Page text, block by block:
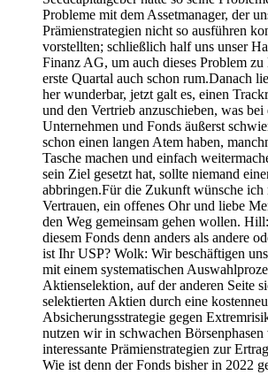
Probleme mit dem Assetmanager, der
Prämienstrategien nicht so ausführen
vorstellten; schließlich half uns unser
Finanz AG, um auch dieses Problem zu
erste Quartal auch schon rum.Danach
her wunderbar, jetzt galt es, einen
und den Vertrieb anzuschieben, was bei
Unternehmen und Fonds äußerst
schon einen langen Atem haben,
Tasche machen und einfach
sein Ziel gesetzt hat, sollte niemand
abbringen.Für die Zukunft wünsche ich
Vertrauen, ein offenes Ohr und liebe
den Weg gemeinsam gehen wollen.
diesem Fonds denn anders als andere
ist Ihr USP? Wolk: Wir beschäftigen
mit einem systematischen
Aktienselektion, auf der anderen Seite
selektierten Aktien durch eine
Absicherungsstrategie gegen
nutzen wir in schwachen
interessante Prämienstrategien zur
Wie ist denn der Fonds bisher in 2022